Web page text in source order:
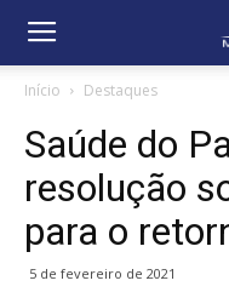
Início Destaques
Saúde do
resolução
para o
5 de fevereiro de 2021